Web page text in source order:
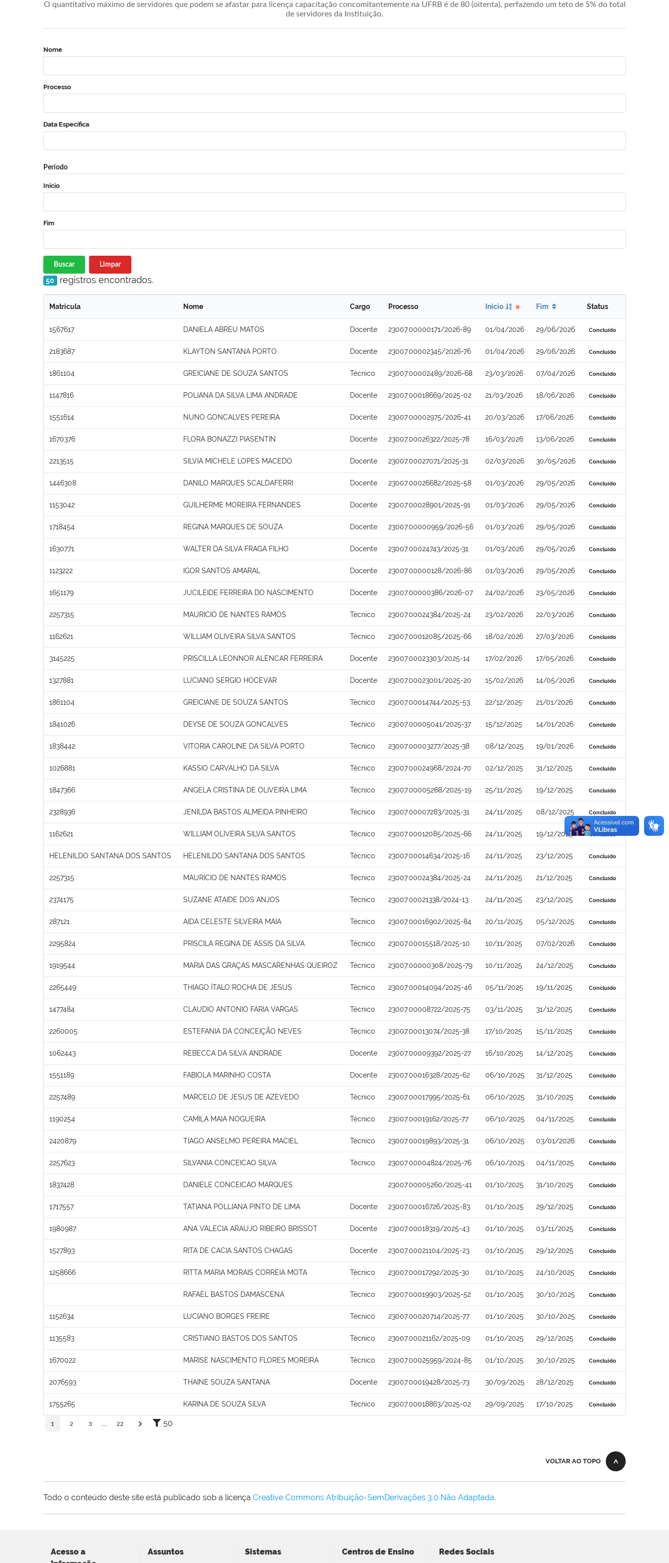
O quantitativo máximo de servidores que podem se afastar para licença capacitação concomitantemente na UFRB é de 80 (oitenta), perfazendo um teto de 5% do total
de servidores da Instituição.
Nome
Processo
Data Específica
Período
Início
Fim
Buscar Limpar
50 registros encontrados.
Matrícula Nome Cargo Processo Início Fim Status
1567617 DANIELA ABREU MATOS Docente 23007.00000171/2026-89 01/04/2026 29/06/2026 Concluído
2183687 KLAYTON SANTANA PORTO Docente 23007.00002345/2026-76 01/04/2026 29/06/2026 Concluído
1861104 GREICIANE DE SOUZA SANTOS Técnico 23007.00002489/2026-68 23/03/2026 07/04/2026 Concluído
1147816 POLIANA DA SILVA LIMA ANDRADE Docente 23007.00018669/2025-02 21/03/2026 18/06/2026 Concluído
1551614 NUNO GONCALVES PEREIRA Docente 23007.00002975/2026-41 20/03/2026 17/06/2026 Concluído
1670376 FLORA BONAZZI PIASENTIN Docente 23007.00026322/2025-78 16/03/2026 13/06/2026 Concluído
2213515 SILVIA MICHELE LOPES MACEDO Docente 23007.00027071/2025-31 02/03/2026 30/05/2026 Concluído
1446308 DANILO MARQUES SCALDAFERRI Docente 23007.00026682/2025-58 01/03/2026 29/05/2026 Concluído
1153042 GUILHERME MOREIRA FERNANDES Docente 23007.00028901/2025-91 01/03/2026 29/05/2026 Concluído
1718454 REGINA MARQUES DE SOUZA Docente 23007.00000959/2026-56 01/03/2026 29/05/2026 Concluído
1630771 WALTER DA SILVA FRAGA FILHO Docente 23007.00024743/2025-31 01/03/2026 29/05/2026 Concluído
1123222 IGOR SANTOS AMARAL Docente 23007.00000128/2026-86 01/03/2026 29/05/2026 Concluído
1651179 JUCILEIDE FERREIRA DO NASCIMENTO Docente 23007.00000386/2026-07 24/02/2026 23/05/2026 Concluído
2257315 MAURICIO DE NANTES RAMOS Técnico 23007.00024384/2025-24 23/02/2026 22/03/2026 Concluído
1162621 WILLIAM OLIVEIRA SILVA SANTOS Técnico 23007.00012085/2025-66 18/02/2026 27/03/2026 Concluído
3145225 PRISCILLA LEONNOR ALENCAR FERREIRA Docente 23007.00023303/2025-14 17/02/2026 17/05/2026 Concluído
1327881 LUCIANO SERGIO HOCEVAR Docente 23007.00023001/2025-20 15/02/2026 14/05/2026 Concluído
1861104 GREICIANE DE SOUZA SANTOS Técnico 23007.00014744/2025-53 22/12/2025 21/01/2026 Concluído
1841026 DEYSE DE SOUZA GONCALVES Técnico 23007.00005041/2025-37 15/12/2025 14/01/2026 Concluído
1838442 VITORIA CAROLINE DA SILVA PORTO Técnico 23007.00003277/2025-38 08/12/2025 19/01/2026 Concluído
1026881 KASSIO CARVALHO DA SILVA Técnico 23007.00024968/2024-70 02/12/2025 31/12/2025 Concluído
1847366 ANGELA CRISTINA DE OLIVEIRA LIMA Técnico 23007.00005268/2025-19 25/11/2025 19/12/2025 Concluído
2328936 JENILDA BASTOS ALMEIDA PINHEIRO Técnico 23007.00007283/2025-31 24/11/2025 08/12/2025 Concluído
1162621 WILLIAM OLIVEIRA SILVA SANTOS Técnico 23007.00012085/2025-66 24/11/2025 19/12/2025 Concluído
HELENILDO SANTANA DOS SANTOS HELENILDO SANTANA DOS SANTOS Técnico 23007.00014634/2025-16 24/11/2025 23/12/2025 Concluído
2257315 MAURICIO DE NANTES RAMOS Técnico 23007.00024384/2025-24 24/11/2025 21/12/2025 Concluído
2374175 SUZANE ATAIDE DOS ANJOS Técnico 23007.00021338/2024-13 24/11/2025 23/12/2025 Concluído
287121 AIDA CELESTE SILVEIRA MAIA Técnico 23007.00016902/2025-84 20/11/2025 05/12/2025 Concluído
2295824 PRISCILA REGINA DE ASSIS DA SILVA Técnico 23007.00015518/2025-10 10/11/2025 07/02/2026 Concluído
1919544 MARIA DAS GRAÇAS MASCARENHAS QUEIROZ Técnico 23007.00000308/2025-79 10/11/2025 24/12/2025 Concluído
2265449 THIAGO ÍTALO ROCHA DE JESUS Técnico 23007.00014094/2025-46 05/11/2025 19/11/2025 Concluído
1477484 CLAUDIO ANTONIO FARIA VARGAS Técnico 23007.00008722/2025-75 03/11/2025 31/12/2025 Concluído
2260005 ESTEFANIA DA CONCEIÇÃO NEVES Técnico 23007.00013074/2025-38 17/10/2025 15/11/2025 Concluído
1062443 REBECCA DA SILVA ANDRADE Docente 23007.00009392/2025-27 16/10/2025 14/12/2025 Concluído
1551189 FABIOLA MARINHO COSTA Docente 23007.00016328/2025-62 06/10/2025 31/12/2025 Concluído
2257489 MARCELO DE JESUS DE AZEVEDO Técnico 23007.00017995/2025-61 06/10/2025 31/10/2025 Concluído
1190254 CAMILA MAIA NOGUEIRA Técnico 23007.00019162/2025-77 06/10/2025 04/11/2025 Concluído
2420879 TIAGO ANSELMO PEREIRA MACIEL Técnico 23007.00019893/2025-31 06/10/2025 03/01/2026 Concluído
2257623 SILVANIA CONCEICAO SILVA Técnico 23007.00004824/2025-76 06/10/2025 04/11/2025 Concluído
1837428 DANIELE CONCEICAO MARQUES 23007.00005260/2025-41 01/10/2025 31/10/2025 Concluído
1717557 TATIANA POLLIANA PINTO DE LIMA Docente 23007.00016726/2025-83 01/10/2025 29/12/2025 Concluído
1980987 ANA VALECIA ARAUJO RIBEIRO BRISSOT Docente 23007.00018319/2025-43 01/10/2025 03/11/2025 Concluído
1527893 RITA DE CACIA SANTOS CHAGAS Docente 23007.00021104/2025-23 01/10/2025 29/12/2025 Concluído
1258666 RITTA MARIA MORAIS CORREIA MOTA Técnico 23007.00017292/2025-30 01/10/2025 24/10/2025 Concluído
RAFAEL BASTOS DAMASCENA Técnico 23007.00019903/2025-52 01/10/2025 30/10/2025 Concluído
1152634 LUCIANO BORGES FREIRE Técnico 23007.00020714/2025-77 01/10/2025 30/10/2025 Concluído
1135583 CRISTIANO BASTOS DOS SANTOS Técnico 23007.00021162/2025-09 01/10/2025 29/12/2025 Concluído
1670022 MARISE NASCIMENTO FLORES MOREIRA Técnico 23007.00025959/2024-85 01/10/2025 30/10/2025 Concluído
2076593 THAINE SOUZA SANTANA Docente 23007.00019428/2025-73 30/09/2025 28/12/2025 Concluído
1755265 KARINA DE SOUZA SILVA Técnico 23007.00018863/2025-02 29/09/2025 17/10/2025 Concluído
1 2 3 22 50
VOLTAR AO TOPO
Todo o conteúdo deste site está publicado sob a licença Creative Commons Atribuição-SemDerivações 3.0 Não Adaptada.
Acesso a
Assuntos Sistemas Centros de Ensino Redes Sociais